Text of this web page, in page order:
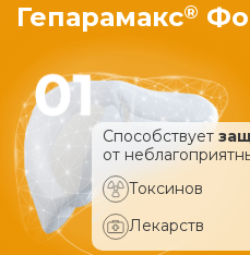
Гепарамакс®
Способствует
от
Токсинов
Лекарств